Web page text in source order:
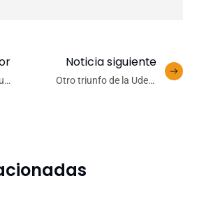
Noticia siguiente
Otro triunfo de la UdeC: